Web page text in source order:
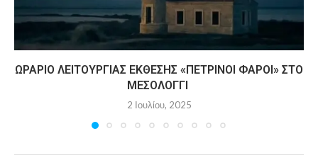
ΩΡΆΡΙΟ ΛΕΙΤΟΥΡΓΊΑΣ ΈΚΘΕΣΗΣ «ΠΈΤΡΙΝΟΙ ΦΆΡΟΙ» ΣΤΟ
ΜΕΣΟΛΌΓΓΙ
2 Ιουλίου, 2025